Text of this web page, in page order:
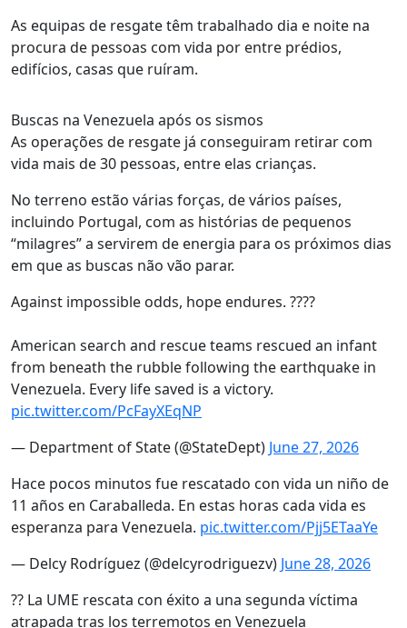
As equipas de resgate têm trabalhado dia e noite na
procura de pessoas com vida por entre prédios,
edifícios, casas que ruíram.
Buscas na Venezuela após os sismos
As operações de resgate já conseguiram retirar com
vida mais de 30 pessoas, entre elas crianças.
No terreno estão várias forças, de vários países,
incluindo Portugal, com as histórias de pequenos
“milagres” a servirem de energia para os próximos dias
em que as buscas não vão parar.
Against impossible odds, hope endures. ????
American search and rescue teams rescued an infant
from beneath the rubble following the earthquake in
Venezuela. Every life saved is a victory.
pic.twitter.com/PcFayXEqNP
— Department of State (@StateDept) June 27, 2026
Hace pocos minutos fue rescatado con vida un niño de
11 años en Caraballeda. En estas horas cada vida es
esperanza para Venezuela. pic.twitter.com/Pjj5ETaaYe
— Delcy Rodríguez (@delcyrodriguezv) June 28, 2026
?? La UME rescata con éxito a una segunda víctima
atrapada tras los terremotos en Venezuela